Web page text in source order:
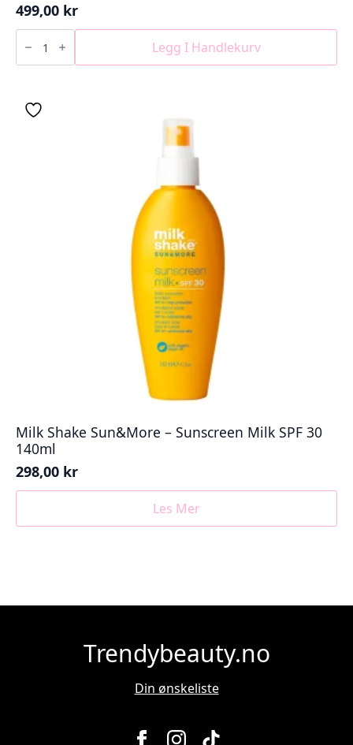
499,00 kr
Xlash
Eyelash
Serum
antall
Legg I Handlekurv
Milk Shake Sun&More – Sunscreen Milk SPF 30
140ml
298,00 kr
Les Mer
Trendybeauty.no
Din ønskeliste